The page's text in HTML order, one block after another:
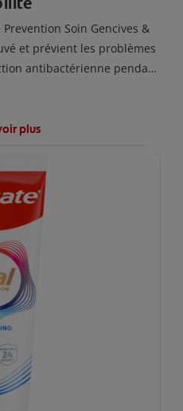
Soin Gencives &
et prévient les problèmes
antibactérienne pendant
plus